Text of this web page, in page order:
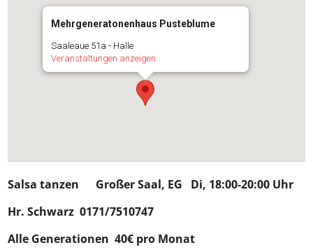
Mehrgeneratonenhaus Pusteblume
Saaleaue 51a - Halle
Veranstaltungen anzeigen
Salsa tanzen
Großer Saal, EG Di, 18:00-20:00 Uhr
Hr. Schwarz 0171/7510747
Alle Generationen 40€ pro Monat